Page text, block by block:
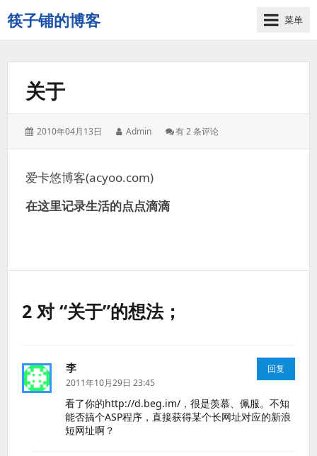
筷子铺的博客
记
录
菜单
关于
发
2010年04月13日
作
Admin
关
有 2 条评论
爱卡悠博客(acyoo.com)
在这里记录生活的点点滴滴
2 对 “关于”的想法；
李
道：
2011年10月29日 23:45
看了你的http://d.beg.im/，很是羡慕、佩服。不知
能否搞个ASP程序，直接获得某个长网址对应的新浪
短网址啊？
回复